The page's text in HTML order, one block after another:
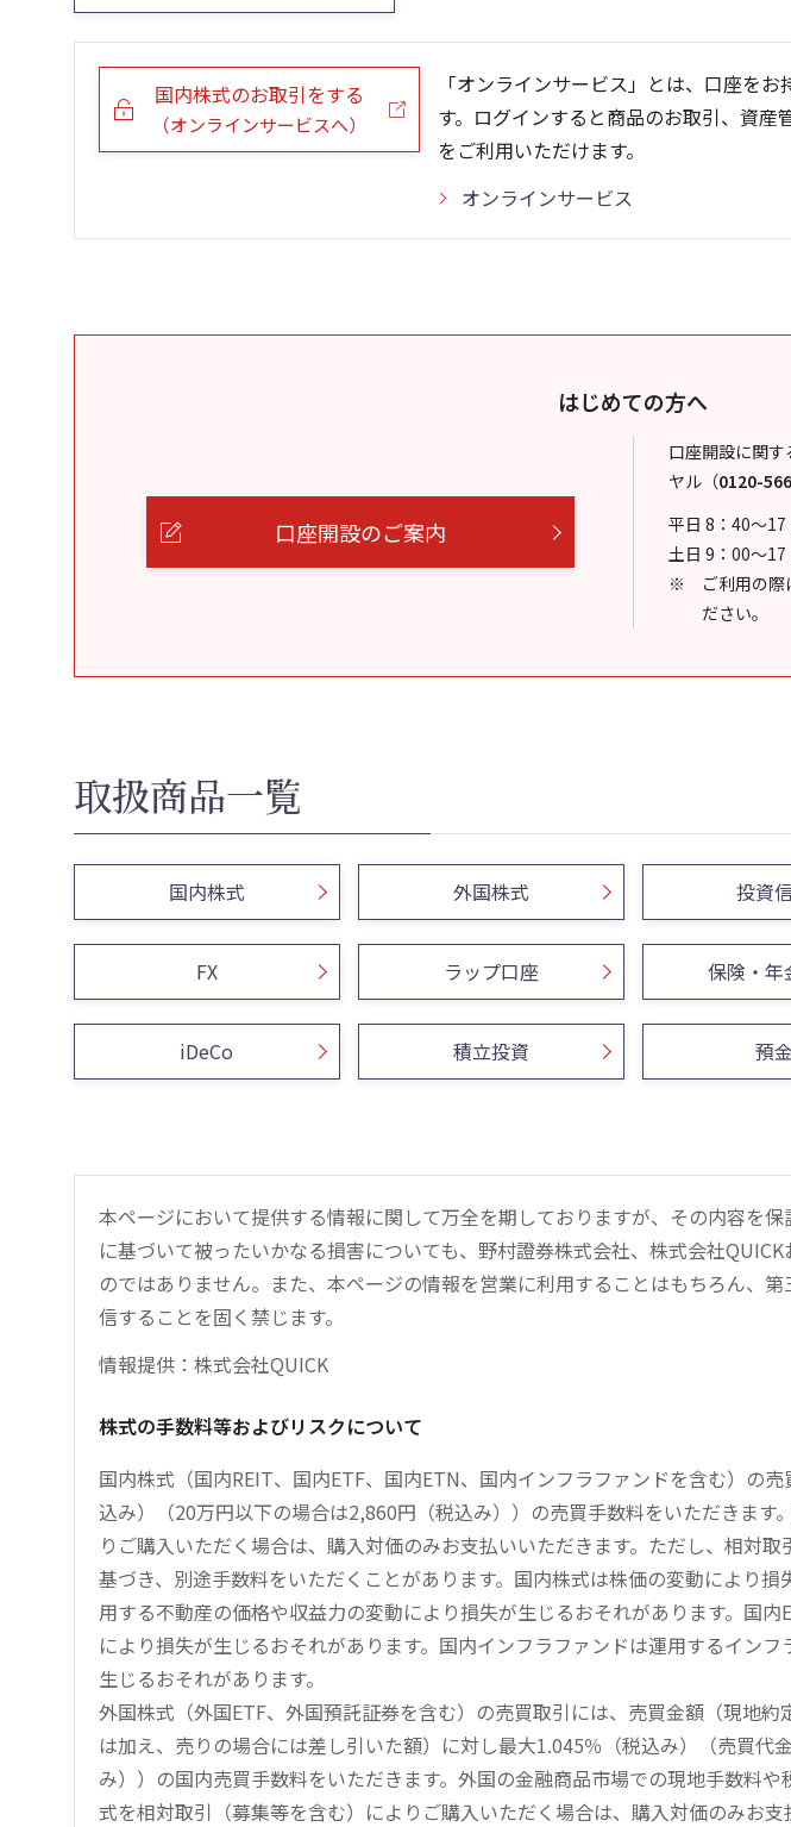
0
1
0
1
国内株式のお取引をする
（オンラインサービスへ）
「オンラインサービス」とは、口座を
す。ログインすると商品のお取引、資
をご利用いただけます。
オンラインサービス
はじめての方へ
口座開設のご案内
口座開設に関
ヤル （0120-
平日 8：40～17
土日 9：00～17
ご利用の
ださい。
取扱商品一覧
国内株式 外国株式 投資
FX ラップ口座 保険・年
iDeCo 積立投資 預金
本ページにおいて提供する情報に関して万全を期しておりますが、その内容を
に基づいて被ったいかなる損害についても、野村證券株式会社、株式会社
のではありません。また、本ページの情報を営業に利用することはもちろん、
信することを固く禁じます。
情報提供：株式会社QUICK
株式の手数料等およびリスクについて
国内株式（国内REIT、国内ETF、国内ETN、国内インフラファンドを含む）の
込み）（20万円以下の場合は2,860円（税込み））の売買手数料をいただきます
りご購入いただく場合は、購入対価のみお支払いいただきます。ただし、相対
基づき、別途手数料をいただくことがあります。国内株式は株価の変動により
用する不動産の価格や収益力の変動により損失が生じるおそれがあります。国
により損失が生じるおそれがあります。国内インフラファンドは運用するイン
生じるおそれがあります。
外国株式（外国ETF、外国預託証券を含む）の売買取引には、売買金額（現地
は加え、売りの場合には差し引いた額）に対し最大1.045％（税込み）（売買代
み））の国内売買手数料をいただきます。外国の金融商品市場での現地手数料
式を相対取引（募集等を含む）によりご購入いただく場合は、購入対価のみお